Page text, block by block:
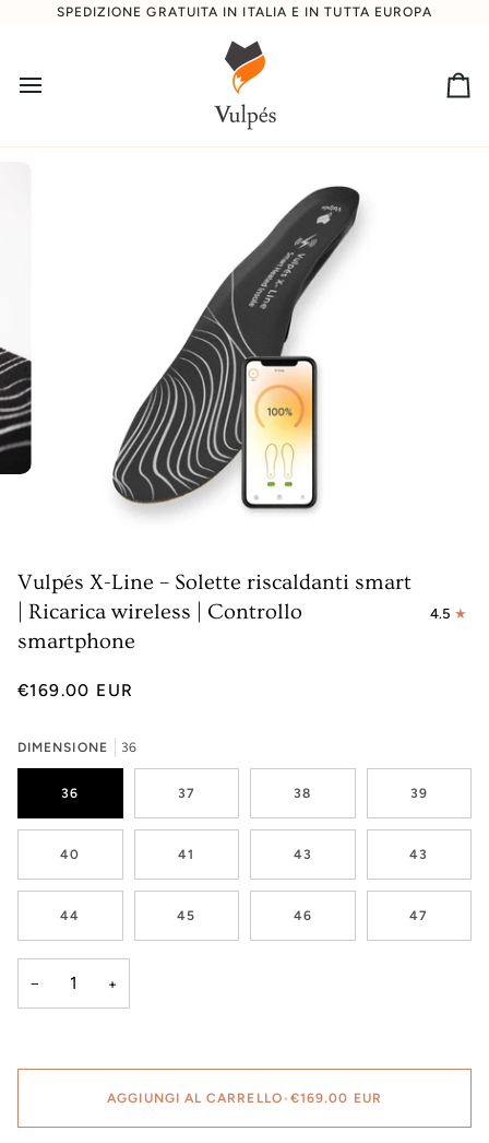
DirettamenteSPEDIZIONE GRATUITA IN ITALIA E IN TUTTA EUROPA
Vulpés X-Line – Solette riscaldanti smart
| Ricarica wireless | Controllo
smartphone
4.5
€169.00 EUR
DIMENSIONE 36
36 37 38 39
40 41 43 43
44 45 46 47
− +
AGGIUNGI AL CARRELLO• €169.00 EUR